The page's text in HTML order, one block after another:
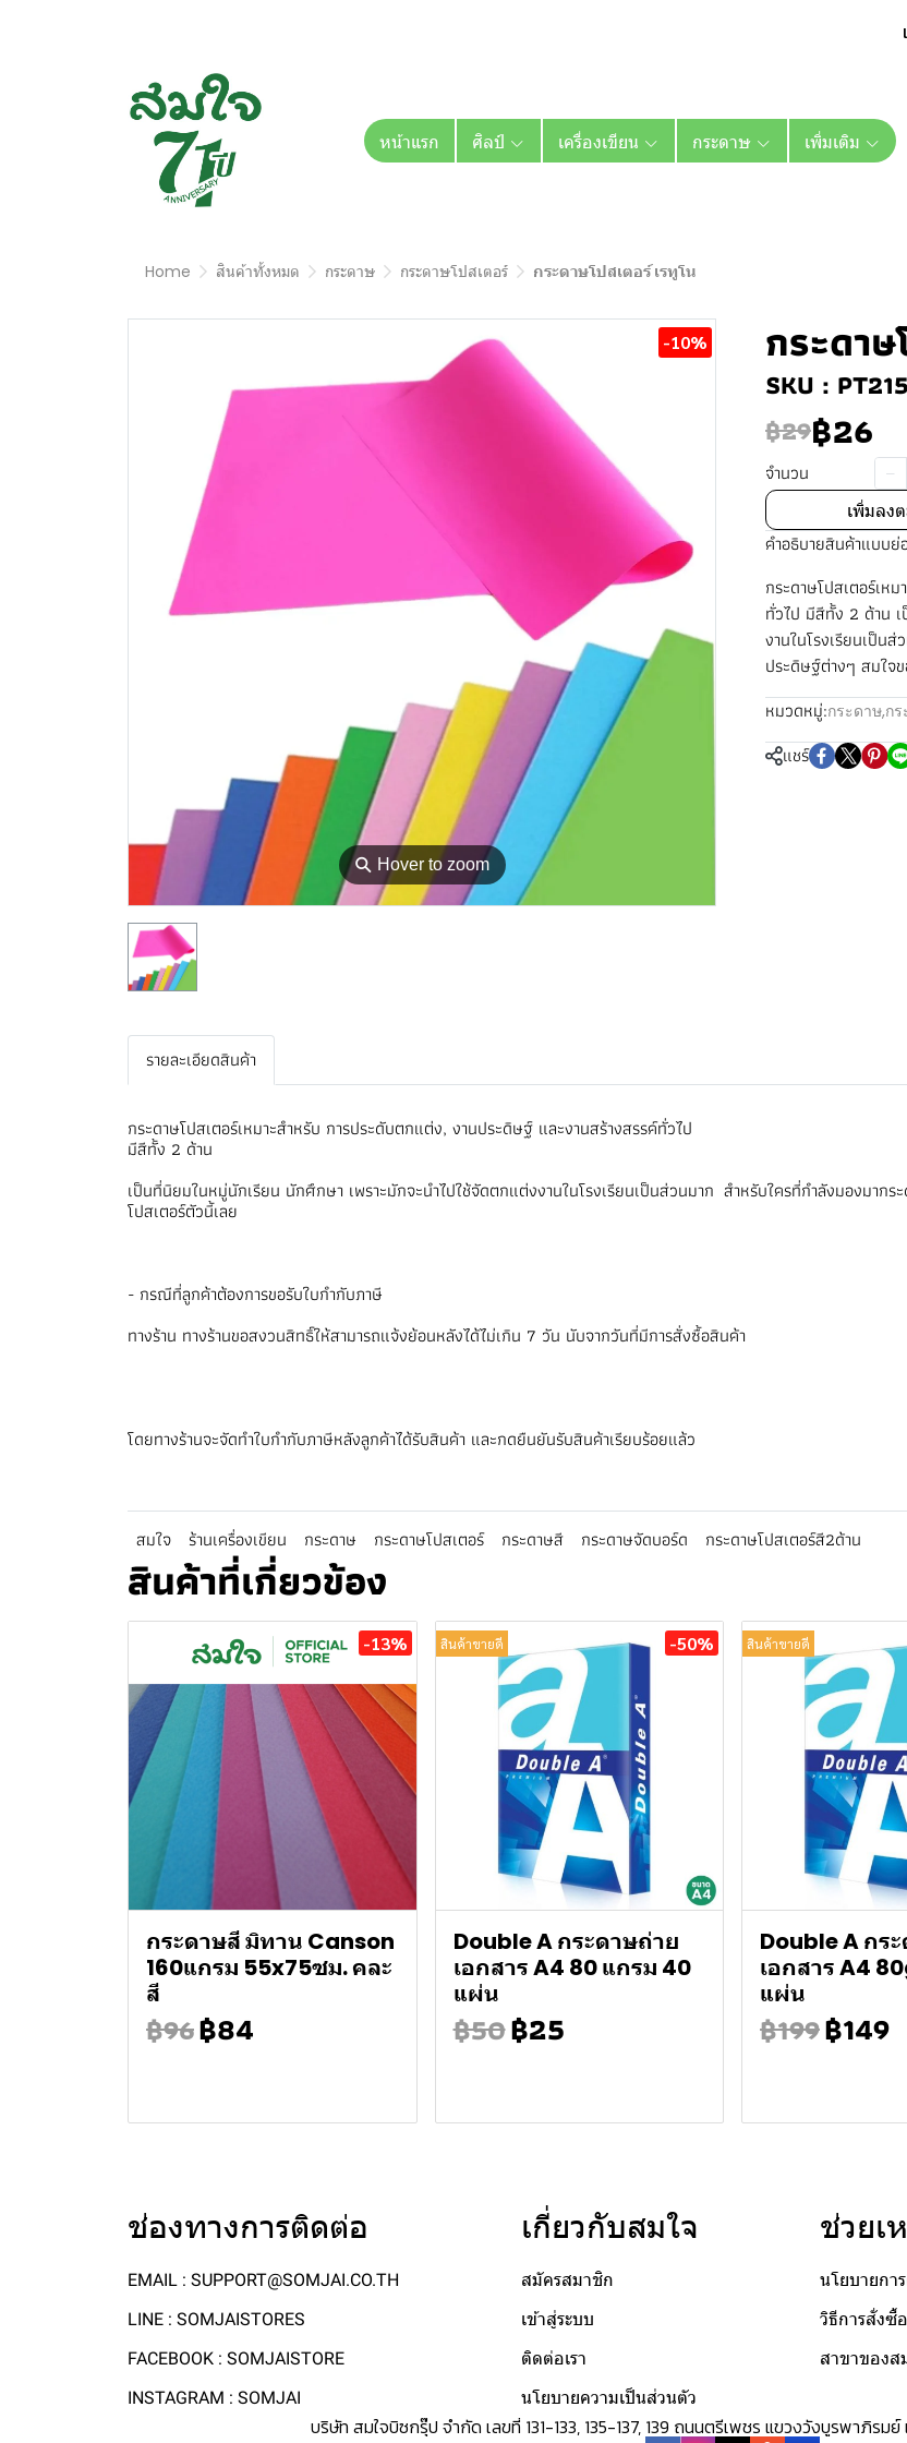
หน้าแรก ศิลป์ เครื่องเขียน กระดาษ เพิ่มเติม
Home สินค้าทั้งหมด กระดาษ กระดาษโปสเตอร์ กระดาษโปสเตอร์ เรทูโน
⚲ Hover to zoom
-10% กระดาษ
SKU : PT215
฿29฿26
จำนวน
เพิ่มลง
คำอธิบายสินค้าแบบย่
กระดาษโปสเตอร์เห
ทั่วไป มีสีทั้ง 2 ด้าน
งานในโรงเรียนเป็น
ประดิษฐ์ต่างๆ สมใจ
หมวดหมู่:กระดาษ,ก
แชร์
รายละเอียดสินค้า
กระดาษโปสเตอร์เหมาะสำหรับ การประดับตกแต่ง, งานประดิษฐ์ และงานสร้างสรรค์ทั่วไป
มีสีทั้ง 2 ด้าน
เป็นที่นิยมในหมู่นักเรียน นักศึกษา เพราะมักจะนำไปใช้จัดตกแต่งงานในโรงเรียนเป็นส่วนมาก สำหรับใครที่กำลังมองมาก
โปสเตอร์ตัวนี้เลย
- กรณีที่ลูกค้าต้องการขอรับใบกำกับภาษี
ทางร้าน ทางร้านขอสงวนสิทธิ์ให้สามารถแจ้งย้อนหลังได้ไม่เกิน 7 วัน นับจากวันที่มีการสั่งซื้อสินค้า
โดยทางร้านจะจัดทำใบกำกับภาษีหลังลูกค้าได้รับสินค้า และกดยืนยันรับสินค้าเรียบร้อยแล้ว
สมใจ ร้านเครื่องเขียน กระดาษ กระดาษโปสเตอร์ กระดาษสี กระดาษจัดบอร์ด กระดาษโปสเตอร์สี2ด้าน
สินค้าที่เกี่ยวข้อง
-13%
กระดาษสี มิทาน Canson
160แกรม 55x75ซม. คละ
สี
฿96฿84
สินค้าขายดี -50%
Double A กระดาษถ่าย
เอกสาร A4 80 แกรม 40
แผ่น
฿50฿25
สินค้าขายดี
Double A กร
เอกสาร A4
แผ่น
฿199฿149
ช่องทางการติดต่อ
EMAIL : SUPPORT@SOMJAI.CO.TH
LINE : SOMJAISTORES
FACEBOOK : SOMJAISTORE
INSTAGRAM : SOMJAI
เกี่ยวกับสมใจ
สมัครสมาชิก
เข้าสู่ระบบ
ติดต่อเรา
นโยบายความเป็นส่วนตัว
ช่วยเ
นโยบายกา
วิธีการสั่งซื้อ
สาขาของส
บริษัท สมใจบิซกรุ๊ป จำกัด เลขที่ 131-133, 135-137, 139 ถนนตรีเพชร แขวงวังบูรพาภิรม